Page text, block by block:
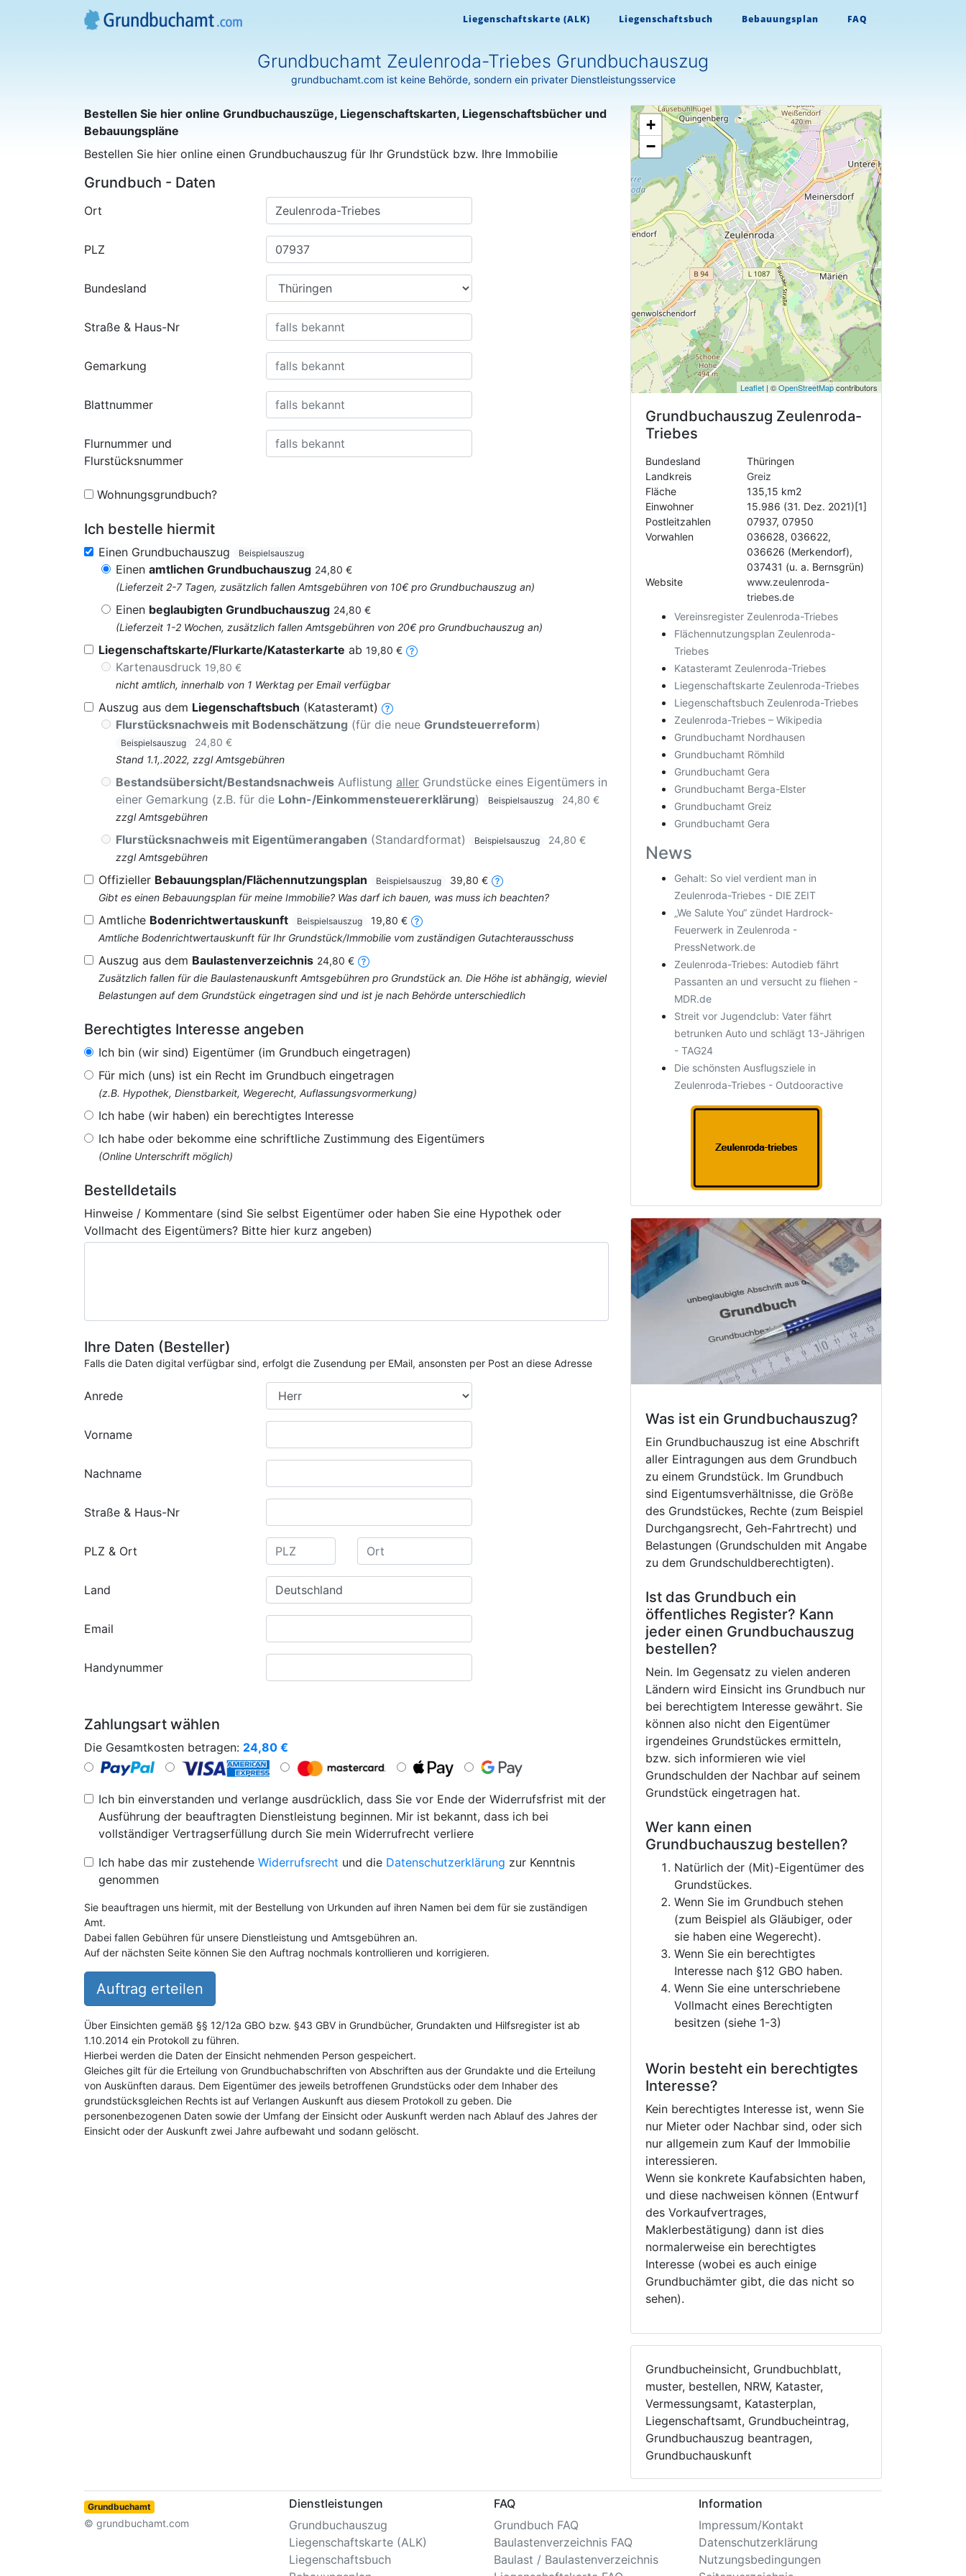
Liegenschaftskarte (ALK) Liegenschaftsbuch Bebauungsplan FAQ
Grundbuchamt Zeulenroda-Triebes Grundbuchauszug
grundbuchamt.com ist keine Behörde, sondern ein privater Dienstleistungsservice
Bestellen Sie hier online Grundbuchauszüge, Liegenschaftskarten, Liegenschaftsbücher und
Bebauungspläne
Bestellen Sie hier online einen Grundbuchauszug für Ihr Grundstück bzw. Ihre Immobilie
Grundbuch - Daten
Ort
PLZ
Bundesland
Straße & Haus-Nr
Gemarkung
Blattnummer
Flurnummer und
Flurstücksnummer
Wohnungsgrundbuch?
Ich bestelle hiermit
Einen Grundbuchauszug Beispielsauszug
Einen amtlichen Grundbuchauszug 24,80 €
(Lieferzeit 2-7 Tagen, zusätzlich fallen Amtsgebühren von 10€ pro Grundbuchauszug an)
Einen beglaubigten Grundbuchauszug 24,80 €
(Lieferzeit 1-2 Wochen, zusätzlich fallen Amtsgebühren von 20€ pro Grundbuchauszug an)
Liegenschaftskarte/Flurkarte/Katasterkarte ab 19,80 €
Kartenausdruck 19,80 €
nicht amtlich, innerhalb von 1 Werktag per Email verfügbar
Auszug aus dem Liegenschaftsbuch (Katasteramt)
Flurstücksnachweis mit Bodenschätzung (für die neue Grundsteuerreform)
Beispielsauszug
24,80 €
Stand 1.1,.2022, zzgl Amtsgebühren
Bestandsübersicht/Bestandsnachweis Auflistung aller Grundstücke eines Eigentümers in
einer Gemarkung (z.B. für die Lohn-/Einkommensteuererklärung) Beispielsauszug
24,80 €
zzgl Amtsgebühren
Flurstücksnachweis mit Eigentümerangaben (Standardformat) Beispielsauszug
24,80 €
zzgl Amtsgebühren
Offizieller Bebauungsplan/Flächennutzungsplan Beispielsauszug
39,80 €
Gibt es einen Bebauungsplan für meine Immobilie? Was darf ich bauen, was muss ich beachten?
Amtliche Bodenrichtwertauskunft Beispielsauszug
19,80 €
Amtliche Bodenrichtwertauskunft für Ihr Grundstück/Immobilie vom zuständigen Gutachterausschuss
Auszug aus dem Baulastenverzeichnis 24,80 €
Zusätzlich fallen für die Baulastenauskunft Amtsgebühren pro Grundstück an. Die Höhe ist abhängig, wieviel
Belastungen auf dem Grundstück eingetragen sind und ist je nach Behörde unterschiedlich
Berechtigtes Interesse angeben
Ich bin (wir sind) Eigentümer (im Grundbuch eingetragen)
Für mich (uns) ist ein Recht im Grundbuch eingetragen
(z.B. Hypothek, Dienstbarkeit, Wegerecht, Auflassungsvormerkung)
Ich habe (wir haben) ein berechtigtes Interesse
Ich habe oder bekomme eine schriftliche Zustimmung des Eigentümers
(Online Unterschrift möglich)
Bestelldetails
Hinweise / Kommentare (sind Sie selbst Eigentümer oder haben Sie eine Hypothek oder
Vollmacht des Eigentümers? Bitte hier kurz angeben)
Ihre Daten (Besteller)
Falls die Daten digital verfügbar sind, erfolgt die Zusendung per EMail, ansonsten per Post an diese Adresse
Anrede
Vorname
Nachname
Straße & Haus-Nr
PLZ & Ort
Land
Email
Handynummer
Zahlungsart wählen
Die Gesamtkosten betragen: 24,80 €
Ich bin einverstanden und verlange ausdrücklich, dass Sie vor Ende der Widerrufsfrist mit der
Ausführung der beauftragten Dienstleistung beginnen. Mir ist bekannt, dass ich bei
vollständiger Vertragserfüllung durch Sie mein Widerrufrecht verliere
Ich habe das mir zustehende Widerrufsrecht und die Datenschutzerklärung zur Kenntnis
genommen
Sie beauftragen uns hiermit, mit der Bestellung von Urkunden auf ihren Namen bei dem für sie zuständigen
Amt.
Dabei fallen Gebühren für unsere Dienstleistung und Amtsgebühren an.
Auf der nächsten Seite können Sie den Auftrag nochmals kontrollieren und korrigieren.
Auftrag erteilen
Über Einsichten gemäß §§ 12/12a GBO bzw. §43 GBV in Grundbücher, Grundakten und Hilfsregister ist ab
1.10.2014 ein Protokoll zu führen.
Hierbei werden die Daten der Einsicht nehmenden Person gespeichert.
Gleiches gilt für die Erteilung von Grundbuchabschriften von Abschriften aus der Grundakte und die Erteilung
von Auskünften daraus. Dem Eigentümer des jeweils betroffenen Grundstücks oder dem Inhaber des
grundstücksgleichen Rechts ist auf Verlangen Auskunft aus diesem Protokoll zu geben. Die
personenbezogenen Daten sowie der Umfang der Einsicht oder Auskunft werden nach Ablauf des Jahres der
Einsicht oder der Auskunft zwei Jahre aufbewaht und sodann gelöscht.
+
−
Leaflet | ©OpenStreetMapcontributors
Grundbuchauszug Zeulenroda-
Triebes
Bundesland
Thüringen
Landkreis
Greiz
Fläche
135,15 km2
Einwohner
15.986 (31. Dez. 2021)[1]
Postleitzahlen
07937, 07950
Vorwahlen
036628, 036622,
036626 (Merkendorf),
037431 (u. a. Bernsgrün)
Website
www.zeulenroda-
triebes.de
Vereinsregister Zeulenroda-Triebes
Flächennutzungsplan Zeulenroda-
Triebes
Katasteramt Zeulenroda-Triebes
Liegenschaftskarte Zeulenroda-Triebes
Liegenschaftsbuch Zeulenroda-Triebes
Zeulenroda-Triebes – Wikipedia
Grundbuchamt Nordhausen
Grundbuchamt Römhild
Grundbuchamt Gera
Grundbuchamt Berga-Elster
Grundbuchamt Greiz
Grundbuchamt Gera
News
Gehalt: So viel verdient man in
Zeulenroda-Triebes - DIE ZEIT
„We Salute You“ zündet Hardrock-
Feuerwerk in Zeulenroda -
PressNetwork.de
Zeulenroda-Triebes: Autodieb fährt
Passanten an und versucht zu fliehen -
MDR.de
Streit vor Jugendclub: Vater fährt
betrunken Auto und schlägt 13-Jährigen
- TAG24
Die schönsten Ausflugsziele in
Zeulenroda-Triebes - Outdooractive
Was ist ein Grundbuchauszug?
Ein Grundbuchauszug ist eine Abschrift
aller Eintragungen aus dem Grundbuch
zu einem Grundstück. Im Grundbuch
sind Eigentumsverhältnisse, die Größe
des Grundstückes, Rechte (zum Beispiel
Durchgangsrecht, Geh-Fahrtrecht) und
Belastungen (Grundschulden mit Angabe
zu dem Grundschuldberechtigten).
Ist das Grundbuch ein
öffentliches Register? Kann
jeder einen Grundbuchauszug
bestellen?
Nein. Im Gegensatz zu vielen anderen
Ländern wird Einsicht ins Grundbuch nur
bei berechtigtem Interesse gewährt. Sie
können also nicht den Eigentümer
irgendeines Grundstückes ermitteln,
bzw. sich informieren wie viel
Grundschulden der Nachbar auf seinem
Grundstück eingetragen hat.
Wer kann einen
Grundbuchauszug bestellen?
Natürlich der (Mit)-Eigentümer des
Grundstückes.
Wenn Sie im Grundbuch stehen
(zum Beispiel als Gläubiger, oder
sie haben eine Wegerecht).
Wenn Sie ein berechtigtes
Interesse nach §12 GBO haben.
Wenn Sie eine unterschriebene
Vollmacht eines Berechtigten
besitzen (siehe 1-3)
Worin besteht ein berechtigtes
Interesse?
Kein berechtigtes Interesse ist, wenn Sie
nur Mieter oder Nachbar sind, oder sich
nur allgemein zum Kauf der Immobilie
interessieren.
Wenn sie konkrete Kaufabsichten haben,
und diese nachweisen können (Entwurf
des Vorkaufvertrages,
Maklerbestätigung) dann ist dies
normalerweise ein berechtigtes
Interesse (wobei es auch einige
Grundbuchämter gibt, die das nicht so
sehen).
Grundbucheinsicht, Grundbuchblatt,
muster, bestellen, NRW, Kataster,
Vermessungsamt, Katasterplan,
Liegenschaftsamt, Grundbucheintrag,
Grundbuchauszug beantragen,
Grundbuchauskunft
Grundbuchamt
© grundbuchamt.com
Dienstleistungen
Grundbuchauszug
Liegenschaftskarte (ALK)
Liegenschaftsbuch
FAQ
Grundbuch FAQ
Baulastenverzeichnis FAQ
Baulast / Baulastenverzeichnis
Information
Impressum/Kontakt
Datenschutzerklärung
Nutzungsbedingungen